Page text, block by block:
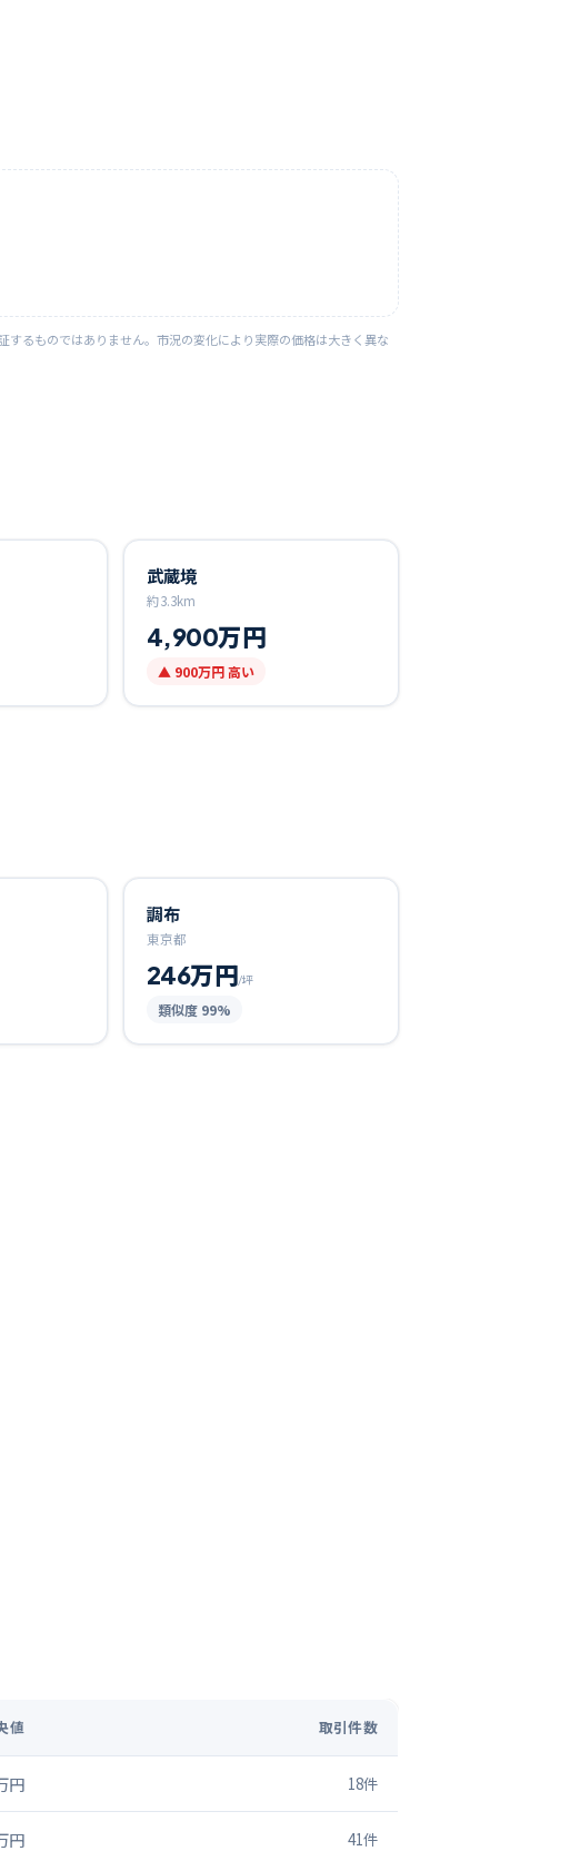
るものではありません。市況の変化により実際の価格は大きく異な
武蔵境
約3.3km
4,900万円
▲ 900万円 高い
調布
東京都
246万円/坪
類似度 99%
値 取引件数
円 18件
円 41件